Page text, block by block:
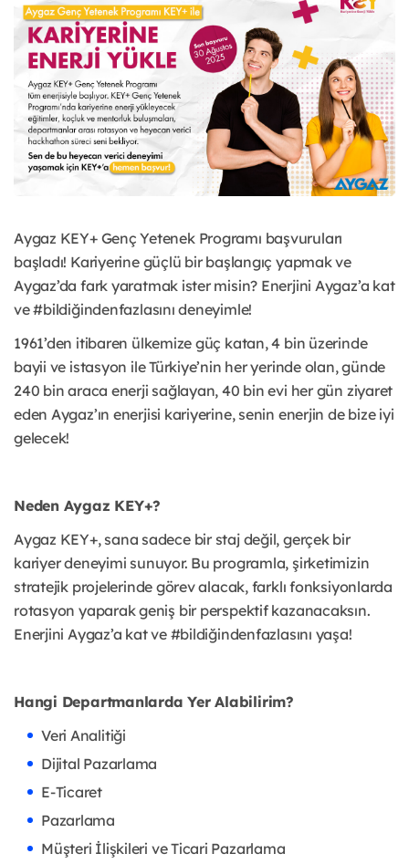
Aygaz KEY+ Genç Yetenek Programı başvuruları
başladı! Kariyerine güçlü bir başlangıç yapmak ve
Aygaz’da fark yaratmak ister misin? Enerjini Aygaz’a kat
ve #bildiğindenfazlasını deneyimle!
1961’den itibaren ülkemize güç katan, 4 bin üzerinde
bayii ve istasyon ile Türkiye’nin her yerinde olan, günde
240 bin araca enerji sağlayan, 40 bin evi her gün ziyaret
eden Aygaz’ın enerjisi kariyerine, senin enerjin de bize iyi
gelecek!
Neden Aygaz KEY+?
Aygaz KEY+, sana sadece bir staj değil, gerçek bir
kariyer deneyimi sunuyor. Bu programla, şirketimizin
stratejik projelerinde görev alacak, farklı fonksiyonlarda
rotasyon yaparak geniş bir perspektif kazanacaksın.
Enerjini Aygaz’a kat ve #bildiğindenfazlasını yaşa!
Hangi Departmanlarda Yer Alabilirim?
Veri Analitiği
Dijital Pazarlama
E-Ticaret
Pazarlama
Müşteri İlişkileri ve Ticari Pazarlama